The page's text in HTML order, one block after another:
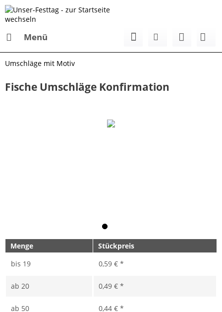
Menü
Umschläge mit Motiv
Fische Umschläge Konfirmation
Menge
Stückpreis
bis 19 0,59 € *
ab 20 0,49 € *
ab 50 0,44 € *